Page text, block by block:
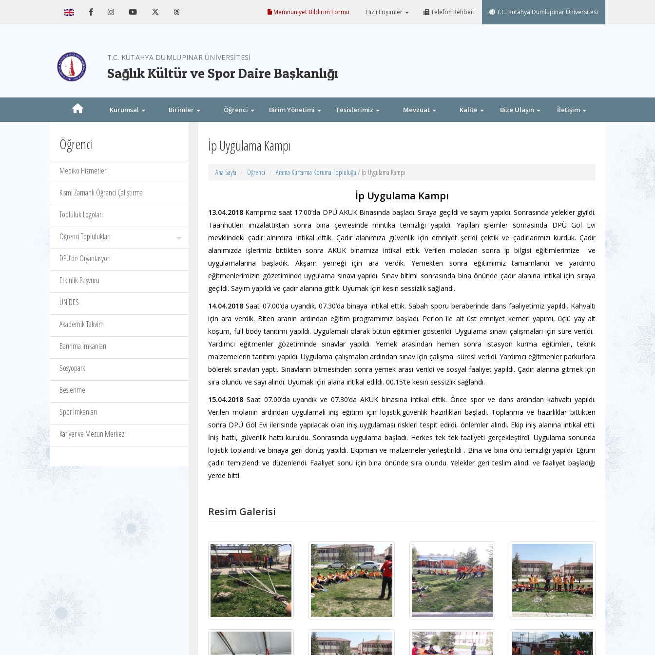
Memnuniyet Bildirim Formu Hızlı Erişimler Telefon Rehberi T.C. Kütahya Dumlupınar Üniversitesi
T.C. KÜTAHYA DUMLUPINAR ÜNİVERSİTESİ
Sağlık Kültür ve Spor Daire Başkanlığı
Kurumsal Birimler Öğrenci Birim Yönetimi Tesislerimiz Mevzuat Kalite Bize Ulaşın İletişim
Öğrenci
Mediko Hizmetleri
Kısmi Zamanlı Öğrenci Çalıştırma
Topluluk Logoları
Öğrenci Toplulukları
DPÜ‘de Oryantasyon
Etkinlik Başvuru
ÜNİDES
Akademik Takvim
Barınma İmkanları
Sosyopark
Beslenme
Spor İmkanları
Kariyer ve Mezun Merkezi
İp Uygulama Kampı
Ana Sayfa Öğrenci Arama Kurtarma Koruma Topluluğu / İp Uygulama Kampı
İp Uygulama Kampı
13.04.2018 Kampımız saat 17.00’da DPÜ AKUK Binasında başladı. Sıraya geçildi ve sayım yapıldı. Sonrasında yelekler giyildi.
Taahhütleri imzalattıktan sonra bina çevresinde mıntıka temizliği yapıldı. Yapılan işlemler sonrasında DPÜ Göl Evi
mevkiindeki çadır alnımıza intikal ettik. Çadır alanımıza güvenlik için emniyet şeridi çektik ve çadırlarımızı kurduk. Çadır
alanımızda işlerimiz bittikten sonra AKUK binamıza intikal ettik. Verilen moladan sonra ip bilgisi eğitimlerimize ve
uygulamalarına başladık. Akşam yemeği için ara verdik. Yemekten sonra eğitimimiz tamamlandı ve yardımcı
eğitmenlerimizin gözetiminde uygulama sınavı yapıldı. Sınav bitimi sonrasında bina önünde çadır alanına intikal için sıraya
geçildi. Sayım yapıldı ve çadır alanına gittik. Uyumak için kesin sessizlik sağlandı.
14.04.2018 Saat 07.00’da uyandık. 07.30’da binaya intikal ettik. Sabah sporu beraberinde dans faaliyetimiz yapıldı. Kahvaltı
için ara verdik. Biten aranın ardından eğitim programımız başladı. Perlon ile alt üst emniyet kemeri yapımı, üçlü yay alt
koşum, full body tanıtımı yapıldı. Uygulamalı olarak bütün eğitimler gösterildi. Uygulama sınavı çalışmaları için süre verildi.
Yardımcı eğitmenler gözetiminde sınavlar yapıldı. Yemek arasından hemen sonra istasyon kurma eğitimleri, teknik
malzemelerin tanıtımı yapıldı. Uygulama çalışmaları ardından sınav için çalışma süresi verildi. Yardımcı eğitmenler parkurlara
bölerek sınavları yaptı. Sınavların bitmesinden sonra yemek arası verildi ve sosyal faaliyet yapıldı. Çadır alanına gitmek için
sıra olundu ve sayı alındı. Uyumak için alana intikal edildi. 00.15’te kesin sessizlik sağlandı.
15.04.2018 Saat 07.00’da uyandık ve 07.30’da AKUK binasına intikal ettik. Önce spor ve dans ardından kahvaltı yapıldı.
Verilen molanın ardından uygulamalı iniş eğitimi için lojistik,güvenlik hazırlıkları başladı. Toplanma ve hazırlıklar bittikten
sonra DPÜ Göl Evi ilerisinde yapılacak olan iniş uygulaması riskleri tespit edildi, önlemler alındı. Ekip iniş alanına intikal etti.
İniş hattı, güvenlik hattı kuruldu. Sonrasında uygulama başladı. Herkes tek tek faaliyeti gerçekleştirdi. Uygulama sonunda
lojistik toplandı ve binaya geri dönüş yapıldı. Ekipman ve malzemeler yerleştirildi . Bina ve bina önü temizliği yapıldı. Eğitim
çadırı temizlendi ve düzenlendi. Faaliyet sonu için bina önünde sıra olundu. Yelekler geri teslim alındı ve faaliyet başladığı
yerde bitti.
Resim Galerisi